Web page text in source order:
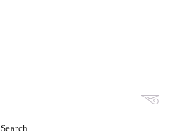
Search